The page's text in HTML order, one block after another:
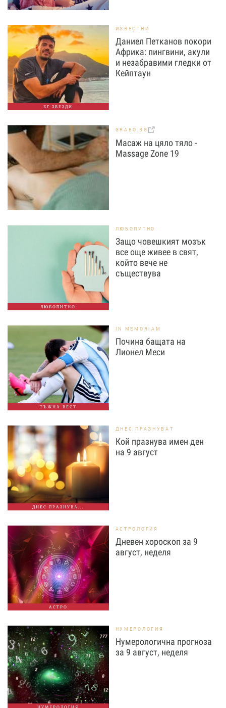
БГ ЗВЕЗДИ
ИЗВЕСТНИ
Даниел Петканов покори
Африка: пингвини, акули
и незабравими гледки от
Кейптаун
GRABO.BG
Масаж на цяло тяло -
Massage Zone 19
ЛЮБОПИТНО
ЛЮБОПИТНО
Защо човешкият мозък
все още живее в свят,
който вече не
съществува
ТЪЖНА ВЕСТ
IN MEMORIAM
Почина бащата на
Лионел Меси
ДНЕС ПРАЗНУВА...
ДНЕС ПРАЗНУВАТ
Кой празнува имен ден
на 9 август
АСТРО
АСТРОЛОГИЯ
Дневен хороскоп за 9
август, неделя
НУМЕРОЛОГИЯ
Нумерологична прогноза
за 9 август, неделя